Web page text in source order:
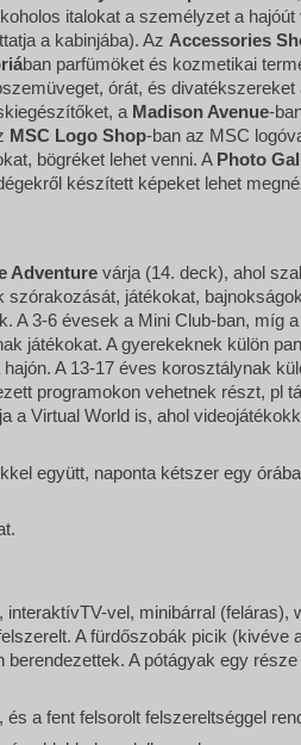
italokat a személyzet a hajóút
a kabinjába). Az Accessories
ban parfümöket és kozmetikai
órát, és divatékszereket
a Madison Avenue-
MSC Logo Shop-ban az MSC
bögréket lehet venni. A Photo
készített képeket lehet
Adventure várja (14. deck), ahol
játékokat,
A 3-6 évesek a Mini Club-ban, míg
játékokat. A gyerekeknek külön
A 13-17 éves korosztálynak
programokon vehetnek részt, pl
a Virtual World is, ahol
együtt, naponta kétszer egy
interaktívTV-vel, minibárral (feláras),
A fürdőszobák picik (kivéve
A pótágyak egy része
és a fent felsorolt felszereltséggel